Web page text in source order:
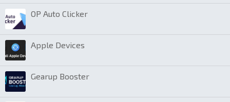
OP Auto Clicker
Apple Devices
Gearup Booster